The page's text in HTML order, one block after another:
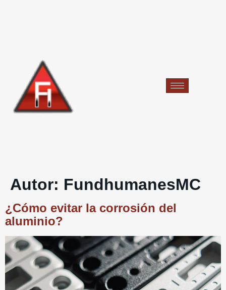
Autor: FundhumanesMC
¿Cómo evitar la corrosión del
aluminio?